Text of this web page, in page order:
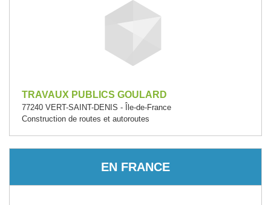
TRAVAUX PUBLICS GOULARD
77240 VERT-SAINT-DENIS - Île-de-France
Construction de routes et autoroutes
EN FRANCE